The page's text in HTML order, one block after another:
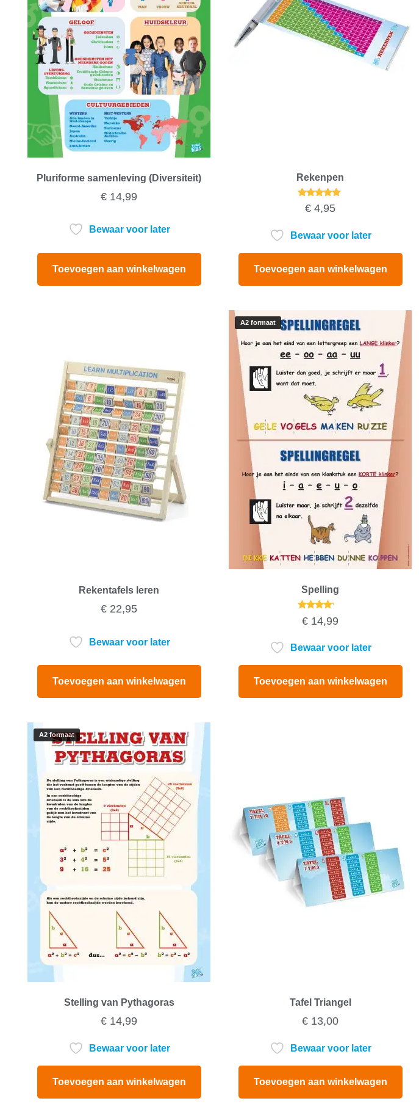
Pluriforme samenleving (Diversiteit)
€ 14,99
Bewaar voor later
Toevoegen aan winkelwagen
Rekenpen
Gewaardeerd
5.00
€ 4,95
Bewaar voor later
Toevoegen aan winkelwagen
Rekentafels leren
€ 22,95
Bewaar voor later
Toevoegen aan winkelwagen
A2 formaat
Spelling
Gewaardeerd
4.00
€ 14,99
Bewaar voor later
Toevoegen aan winkelwagen
A2 formaat
Stelling van Pythagoras
€ 14,99
Bewaar voor later
Toevoegen aan winkelwagen
Tafel Triangel
€ 13,00
Bewaar voor later
Toevoegen aan winkelwagen